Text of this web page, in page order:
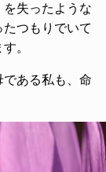
を失ったような
つもりでいて
。
ある私も、命